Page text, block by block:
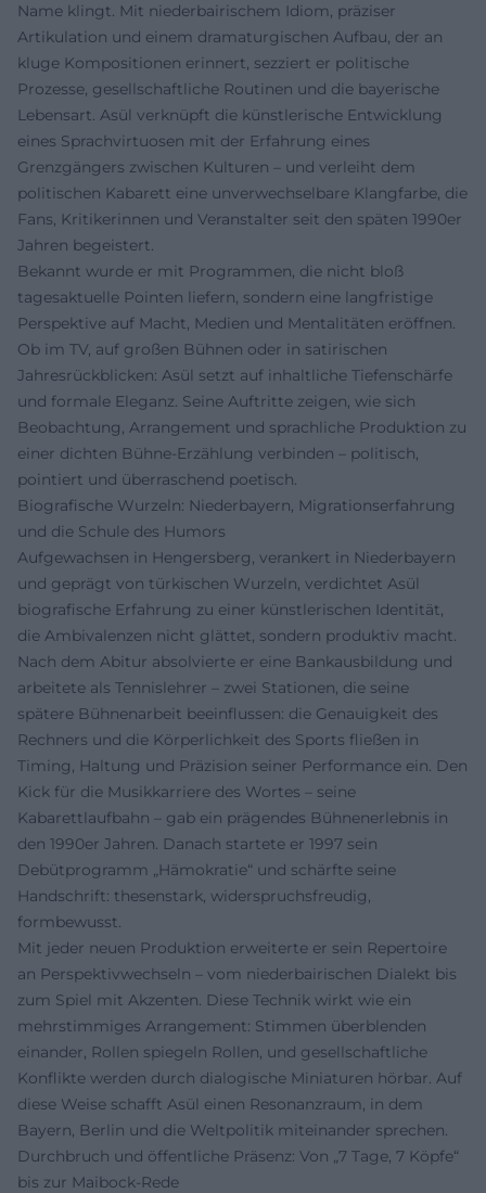
Name klingt. Mit niederbairischem Idiom, präziser
Artikulation und einem dramaturgischen Aufbau, der an
kluge Kompositionen erinnert, sezziert er politische
Prozesse, gesellschaftliche Routinen und die bayerische
Lebensart. Asül verknüpft die künstlerische Entwicklung
eines Sprachvirtuosen mit der Erfahrung eines
Grenzgängers zwischen Kulturen – und verleiht dem
politischen Kabarett eine unverwechselbare Klangfarbe, die
Fans, Kritikerinnen und Veranstalter seit den späten 1990er
Jahren begeistert.
Bekannt wurde er mit Programmen, die nicht bloß
tagesaktuelle Pointen liefern, sondern eine langfristige
Perspektive auf Macht, Medien und Mentalitäten eröffnen.
Ob im TV, auf großen Bühnen oder in satirischen
Jahresrückblicken: Asül setzt auf inhaltliche Tiefenschärfe
und formale Eleganz. Seine Auftritte zeigen, wie sich
Beobachtung, Arrangement und sprachliche Produktion zu
einer dichten Bühne-Erzählung verbinden – politisch,
pointiert und überraschend poetisch.
Biografische Wurzeln: Niederbayern, Migrationserfahrung
und die Schule des Humors
Aufgewachsen in Hengersberg, verankert in Niederbayern
und geprägt von türkischen Wurzeln, verdichtet Asül
biografische Erfahrung zu einer künstlerischen Identität,
die Ambivalenzen nicht glättet, sondern produktiv macht.
Nach dem Abitur absolvierte er eine Bankausbildung und
arbeitete als Tennislehrer – zwei Stationen, die seine
spätere Bühnenarbeit beeinflussen: die Genauigkeit des
Rechners und die Körperlichkeit des Sports fließen in
Timing, Haltung und Präzision seiner Performance ein. Den
Kick für die Musikkarriere des Wortes – seine
Kabarettlaufbahn – gab ein prägendes Bühnenerlebnis in
den 1990er Jahren. Danach startete er 1997 sein
Debütprogramm „Hämokratie“ und schärfte seine
Handschrift: thesenstark, widerspruchsfreudig,
formbewusst.
Mit jeder neuen Produktion erweiterte er sein Repertoire
an Perspektivwechseln – vom niederbairischen Dialekt bis
zum Spiel mit Akzenten. Diese Technik wirkt wie ein
mehrstimmiges Arrangement: Stimmen überblenden
einander, Rollen spiegeln Rollen, und gesellschaftliche
Konflikte werden durch dialogische Miniaturen hörbar. Auf
diese Weise schafft Asül einen Resonanzraum, in dem
Bayern, Berlin und die Weltpolitik miteinander sprechen.
Durchbruch und öffentliche Präsenz: Von „7 Tage, 7 Köpfe“
bis zur Maibock-Rede